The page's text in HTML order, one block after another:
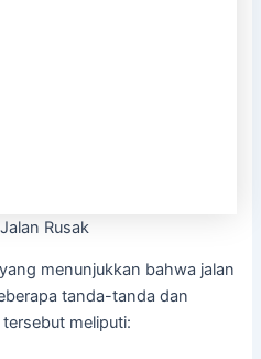
Rusak
menunjukkan bahwa jalan
tanda-tanda dan
tersebut meliputi: